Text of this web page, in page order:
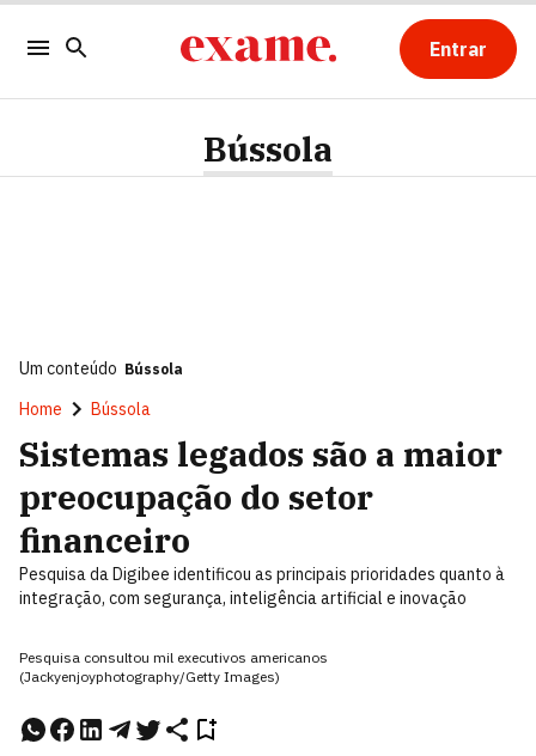
Entrar
Bússola
Um conteúdo Bússola
Home Bússola
Sistemas legados são a maior
preocupação do setor
financeiro
Pesquisa da Digibee identificou as principais prioridades quanto à
integração, com segurança, inteligência artificial e inovação
Pesquisa consultou mil executivos americanos
(Jackyenjoyphotography/Getty Images)